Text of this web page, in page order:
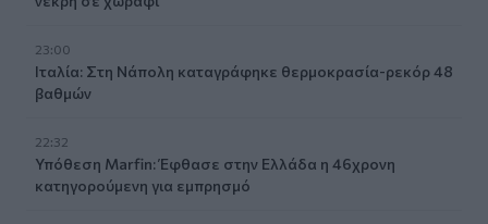
23:00
Ιταλία: Στη Νάπολη καταγράφηκε θερμοκρασία-ρεκόρ 48
βαθμών
22:32
Υπόθεση Marfin: Έφθασε στην Ελλάδα η 46χρονη
κατηγορούμενη για εμπρησμό